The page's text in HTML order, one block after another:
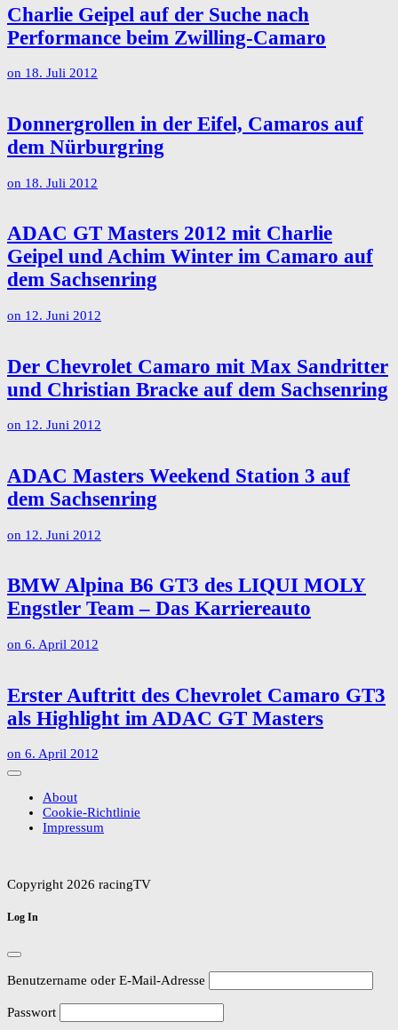
Charlie Geipel auf der Suche nach
Performance beim Zwilling-Camaro
on 18. Juli 2012
Donnergrollen in der Eifel, Camaros auf
dem Nürburgring
on 18. Juli 2012
ADAC GT Masters 2012 mit Charlie
Geipel und Achim Winter im Camaro auf
dem Sachsenring
on 12. Juni 2012
Der Chevrolet Camaro mit Max Sandritter
und Christian Bracke auf dem Sachsenring
on 12. Juni 2012
ADAC Masters Weekend Station 3 auf
dem Sachsenring
on 12. Juni 2012
BMW Alpina B6 GT3 des LIQUI MOLY
Engstler Team – Das Karriereauto
on 6. April 2012
Erster Auftritt des Chevrolet Camaro GT3
als Highlight im ADAC GT Masters
on 6. April 2012
About
Cookie-Richtlinie
Impressum
Copyright 2026 racingTV
Log In
Benutzername oder E-Mail-Adresse
Passwort